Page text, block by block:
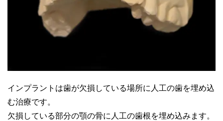
インプラントは歯が欠損している場所に人工の歯を埋め込
む治療です。
欠損している部分の顎の骨に人工の歯根を埋め込みます。